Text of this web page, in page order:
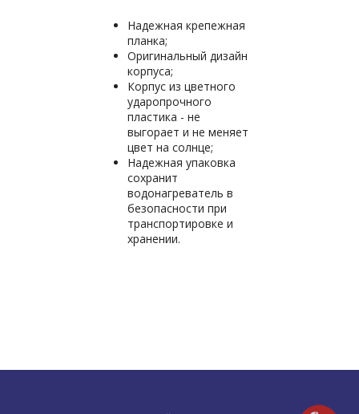
Надежная крепежная
планка;
Оригинальный дизайн
корпуса;
Корпус из цветного
ударопрочного
пластика - не
выгорает и не меняет
цвет на солнце;
Надежная упаковка
сохранит
водонагреватель в
безопасности при
транспортировке и
хранении.